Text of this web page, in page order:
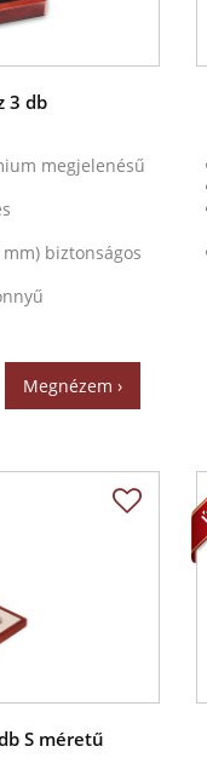
3 db
megjelenésű
biztonságos
Megnézem ›
S méretű